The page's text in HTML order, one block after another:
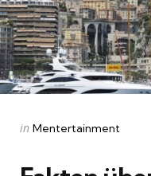
Categories
Posted
in Mentertainment